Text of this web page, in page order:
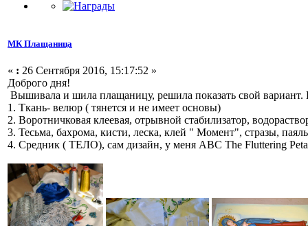
МК Плащаница
« : 26 Сентября 2016, 15:17:52 »
Доброго дня!
Вышивала и шила плащаницу, решила показать свой
1. Ткань- велюр ( тянется и не имеет основы)
2. Воротничковая клеевая, отрывной стабилизатор,
3. Тесьма, бахрома, кисти, леска, клей " Момент", стразы,
4. Средник ( ТЕЛО), сам дизайн, у меня ABC The Fluttering